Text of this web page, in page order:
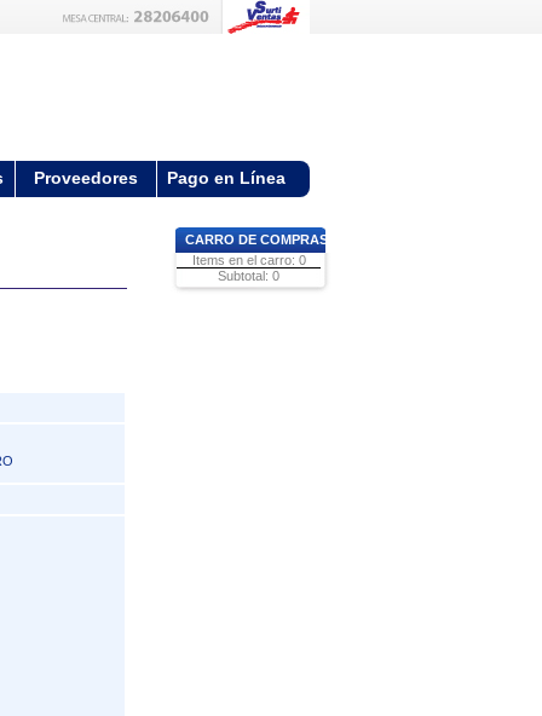
Proveedores Pago en Línea
CARRO DE COMPRAS
Items en el carro: 0
Subtotal: 0